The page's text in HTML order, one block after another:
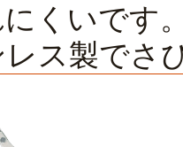
くいです
ス製でさ